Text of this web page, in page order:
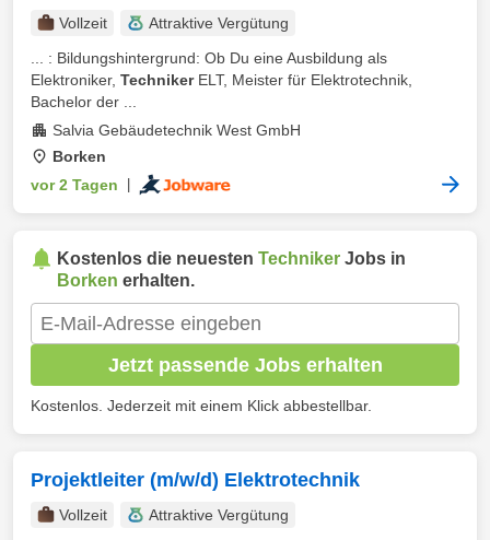
Vollzeit
Attraktive Vergütung
... : Bildungshintergrund: Ob Du eine Ausbildung als
Elektroniker, TechnikerELT, Meister für Elektrotechnik,
Bachelor der ...
Salvia Gebäudetechnik West GmbH
Borken
vor 2 Tagen
Kostenlos die neuesten Techniker Jobs in
Borken erhalten.
Jetzt passende Jobs erhalten
Kostenlos. Jederzeit mit einem Klick abbestellbar.
Projektleiter (m/w/d) Elektrotechnik
Vollzeit Attraktive Vergütung